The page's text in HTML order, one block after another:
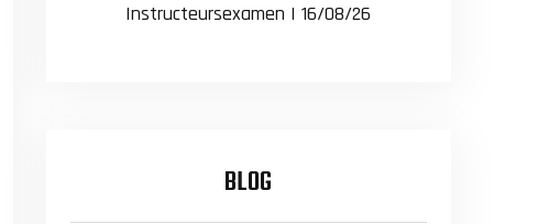
Instructeursexamen | 16/08/26
BLOG